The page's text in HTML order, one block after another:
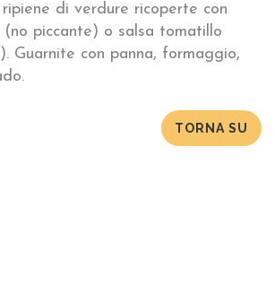
di verdure ricoperte con
(no piccante) o salsa tomatillo
Guarnite con panna, formaggio,
TORNA SU